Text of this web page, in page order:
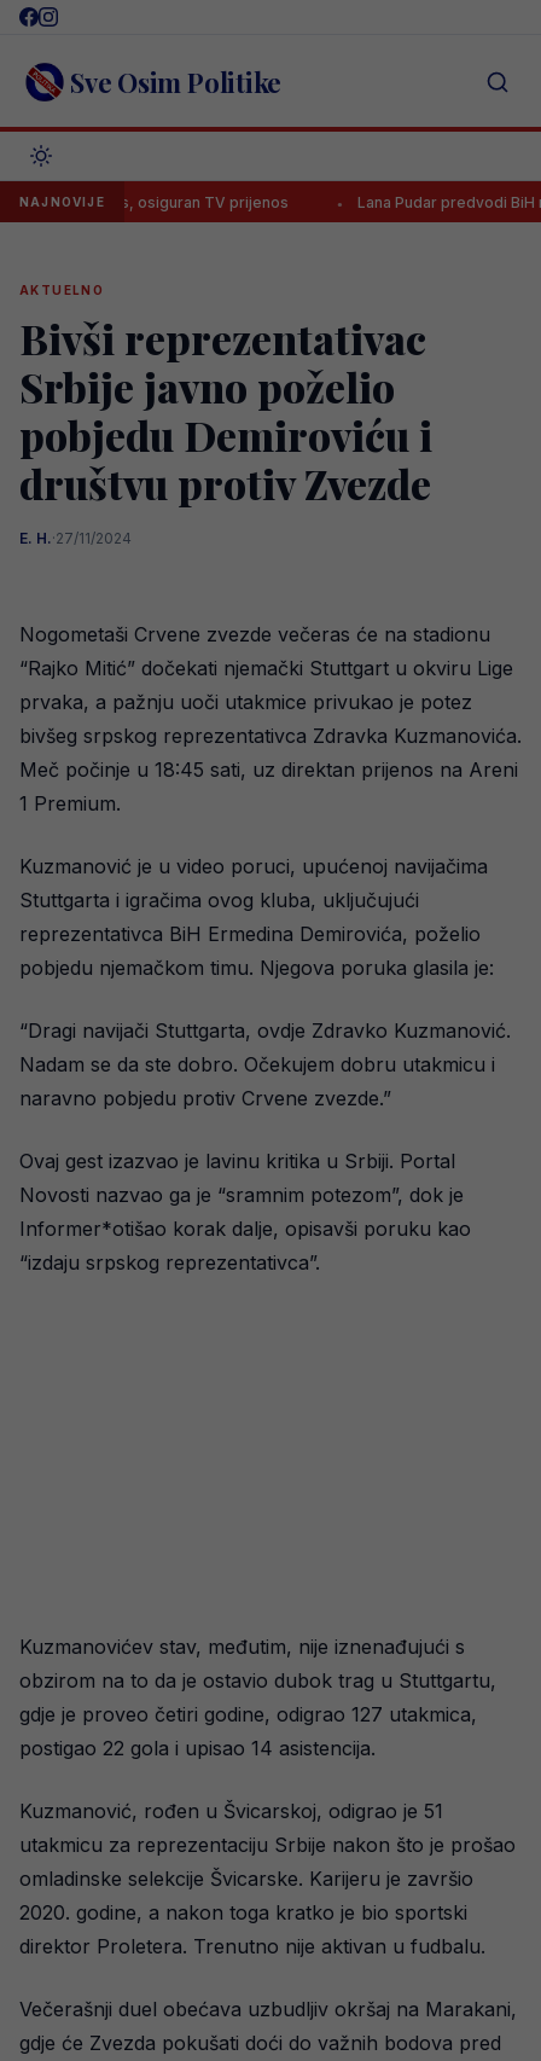
Skip
content Sve Osim Politike
NAJNOVIJE
Juventus, osiguran TV prijenos Lana Pudar predvodi BiH na
AKTUELNO
Bivši reprezentativac
Srbije javno poželio
pobjedu Demiroviću i
društvu protiv Zvezde
E. H.·27/11/2024
Nogometaši Crvene zvezde večeras će na stadionu
“Rajko Mitić” dočekati njemački Stuttgart u okviru Lige
prvaka, a pažnju uoči utakmice privukao je potez
bivšeg srpskog reprezentativca Zdravka Kuzmanovića.
Meč počinje u 18:45 sati, uz direktan prijenos na Areni
1 Premium.
Kuzmanović je u video poruci, upućenoj navijačima
Stuttgarta i igračima ovog kluba, uključujući
reprezentativca BiH Ermedina Demirovića, poželio
pobjedu njemačkom timu. Njegova poruka glasila je:
“Dragi navijači Stuttgarta, ovdje Zdravko Kuzmanović.
Nadam se da ste dobro. Očekujem dobru utakmicu i
naravno pobjedu protiv Crvene zvezde.”
Ovaj gest izazvao je lavinu kritika u Srbiji. Portal
Novosti nazvao ga je “sramnim potezom”, dok je
Informer*otišao korak dalje, opisavši poruku kao
“izdaju srpskog reprezentativca”.
Kuzmanovićev stav, međutim, nije iznenađujući s
obzirom na to da je ostavio dubok trag u Stuttgartu,
gdje je proveo četiri godine, odigrao 127 utakmica,
postigao 22 gola i upisao 14 asistencija.
Kuzmanović, rođen u Švicarskoj, odigrao je 51
utakmicu za reprezentaciju Srbije nakon što je prošao
omladinske selekcije Švicarske. Karijeru je završio
2020. godine, a nakon toga kratko je bio sportski
direktor Proletera. Trenutno nije aktivan u fudbalu.
Večerašnji duel obećava uzbudljiv okršaj na Marakani,
gdje će Zvezda pokušati doći do važnih bodova pred